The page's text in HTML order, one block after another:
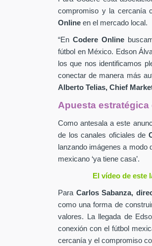
compromiso y la cercanía
Online en el mercado local.
“En Codere Online
fútbol en México. Edson
los que nos identificamos
conectar de manera más
Alberto Telias, Chief
Apuesta estratégica
Como antesala a este
de los canales oficiales de
lanzando imágenes a modo
mexicano ‘ya tiene casa’.
El vídeo de este
Para Carlos Sabanza,
como una forma de
valores. La llegada de
conexión con el fútbol
cercanía y el compromiso